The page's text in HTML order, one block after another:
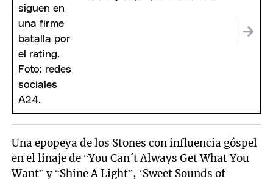
Una epopeya de los Stones con influencia góspel
en el linaje de “You Can´t Always Get What You
Want” y “Shine A Light”, ‘Sweet Sounds of